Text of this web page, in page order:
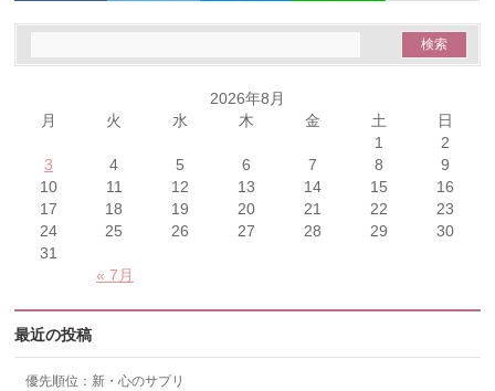
2026年8月
月
火 水 木 金 土 日
« 7月
1
2
3
4 5 6 7 8
9
10
11 12 13 14 15
16
17
18 19 20 21 22
23
24
25 26 27 28 29
30
31
最近の投稿
優先順位：新・心のサプリ